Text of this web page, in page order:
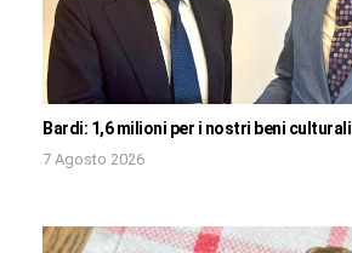
Bardi: 1,6 milioni per i nostri beni culturali
7 Agosto 2026